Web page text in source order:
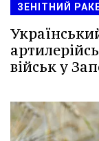
ЗЕНІТНИЙ
військ у